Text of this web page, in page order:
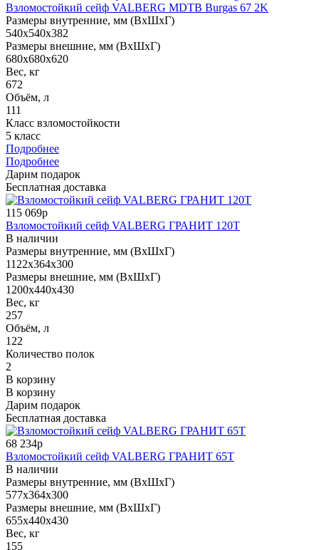
Взломостойкий сейф VALBERG MDTB Burgas 67 2K
Размеры внутренние, мм (ВхШхГ)
540x540x382
Размеры внешние, мм (ВхШхГ)
680x680x620
Вес, кг
672
Объём, л
111
Класс взломостойкости
5 класс
Подробнее
Подробнее
Дарим подарок
Бесплатная доставка
115 069р
Взломостойкий сейф VALBERG ГРАНИТ 120Т
В наличии
Размеры внутренние, мм (ВхШхГ)
1122x364x300
Размеры внешние, мм (ВхШхГ)
1200x440x430
Вес, кг
257
Объём, л
122
Количество полок
2
В корзину
В корзину
Дарим подарок
Бесплатная доставка
68 234р
Взломостойкий сейф VALBERG ГРАНИТ 65Т
В наличии
Размеры внутренние, мм (ВхШхГ)
577x364x300
Размеры внешние, мм (ВхШхГ)
655x440x430
Вес, кг
155